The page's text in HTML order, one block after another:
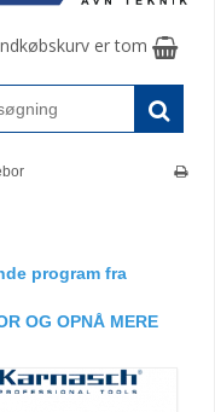
er tom
program fra
OG OPNÅ MERE